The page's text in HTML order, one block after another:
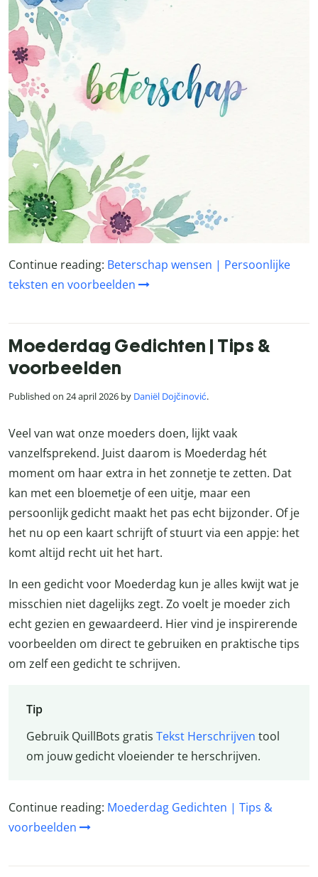
Continue reading: Beterschap wensen | Persoonlijke
teksten en voorbeelden
Moederdag Gedichten | Tips &
voorbeelden
Published on 24 april 2026 by Daniël Dojčinović.
Veel van wat onze moeders doen, lijkt vaak
vanzelfsprekend. Juist daarom is Moederdag hét
moment om haar extra in het zonnetje te zetten. Dat
kan met een bloemetje of een uitje, maar een
persoonlijk gedicht maakt het pas echt bijzonder. Of je
het nu op een kaart schrijft of stuurt via een appje: het
komt altijd recht uit het hart.
In een gedicht voor Moederdag kun je alles kwijt wat je
misschien niet dagelijks zegt. Zo voelt je moeder zich
echt gezien en gewaardeerd. Hier vind je inspirerende
voorbeelden om direct te gebruiken en praktische tips
om zelf een gedicht te schrijven.
Tip
Gebruik QuillBots gratis Tekst Herschrijven tool
om jouw gedicht vloeiender te herschrijven.
Continue reading: Moederdag Gedichten | Tips &
voorbeelden